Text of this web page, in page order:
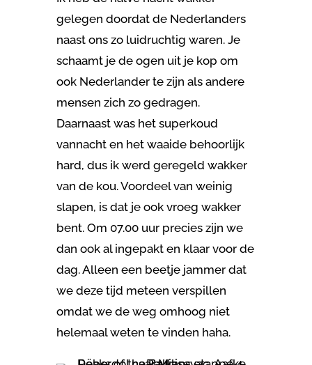
gelegen doordat de Nederlanders
naast ons zo luidruchtig waren. Je
schaamt je de ogen uit je kop om
ook Nederlander te zijn als andere
mensen zich zo gedragen.
Daarnaast was het superkoud
vannacht en het waaide behoorlijk
hard, dus ik werd geregeld wakker
van de kou. Voordeel van weinig
slapen, is dat je ook vroeg wakker
bent. Om 07.00 uur precies zijn we
dan ook al ingepakt en klaar voor de
dag. Alleen een beetje jammer dat
we deze tijd meteen verspillen
omdat we de weg omhoog niet
helemaal weten te vinden haha.